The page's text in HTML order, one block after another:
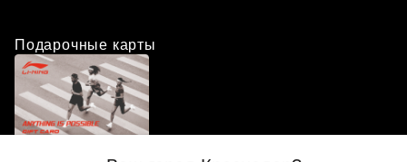
Подарочные карты